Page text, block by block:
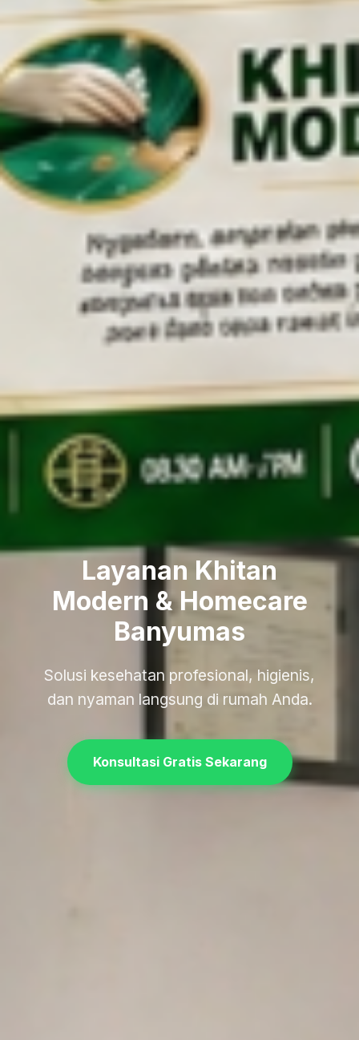
Layanan Khitan
Modern & Homecare
Banyumas
Solusi kesehatan profesional, higienis,
dan nyaman langsung di rumah Anda.
Konsultasi Gratis Sekarang